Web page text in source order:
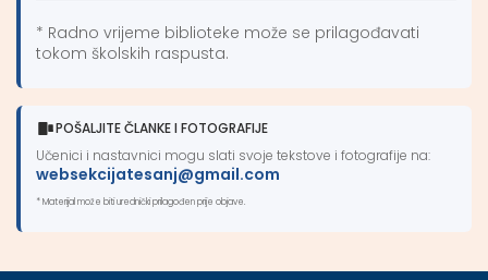
* Radno vrijeme biblioteke može se prilagođavati
tokom školskih raspusta.
POŠALJITE ČLANKE I FOTOGRAFIJE
Učenici i nastavnici mogu slati svoje tekstove i fotografije na:
websekcijatesanj@gmail.com
* Materijal može biti urednički prilagođen prije objave.